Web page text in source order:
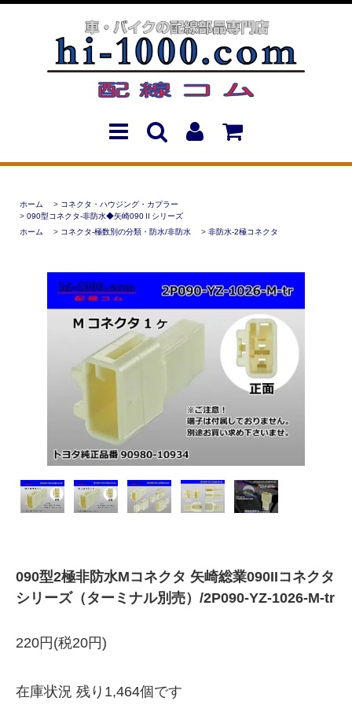
ホーム > コネクタ・ハウジング・カプラー
> 090型コネクタ-非防水◆矢崎090Ⅱシリーズ
ホーム
> コネクタ-極数別の分類・防水/非防水 > 非防水-2極コネクタ
090型2極非防水Mコネクタ 矢崎総業090IIコネクタ
シリーズ（ターミナル別売）/2P090-YZ-1026-M-tr
220円(税20円)
在庫状況 残り1,464個です